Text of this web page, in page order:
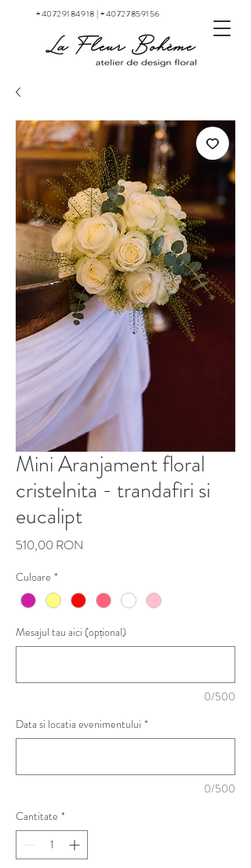
+40729184918|+40727859156
Mini Aranjament floral
cristelnita - trandafiri si
eucalipt
510,00 RON
Culoare *
Mesajul tau aici (opțional)
0/500
Data si locatia evenimentului *
0/500
Cantitate *